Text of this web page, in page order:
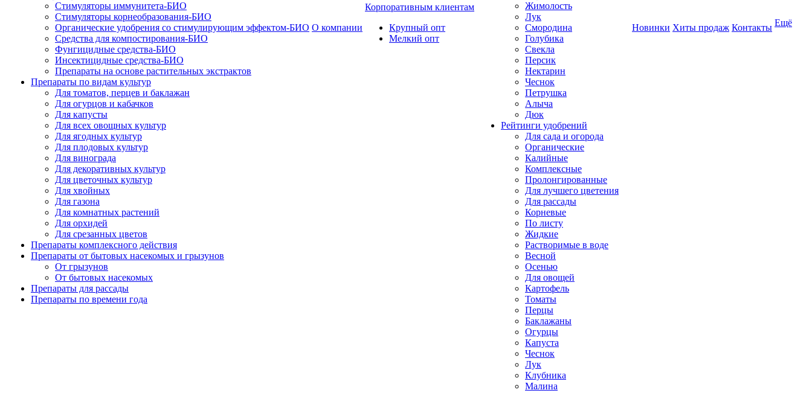
Стимуляторы иммунитета-БИО
Стимуляторы корнеобразования-БИО
Органические удобрения со стимулирующим эффектом-БИО
Средства для компостирования-БИО
Фунгицидные средства-БИО
Инсектицидные средства-БИО
Препараты на основе растительных экстрактов
Препараты по видам культур
Для томатов, перцев и баклажан
Для огурцов и кабачков
Для капусты
Для всех овощных культур
Для ягодных культур
Для плодовых культур
Для винограда
Для декоративных культур
Для цветочных культур
Для хвойных
Для газона
Для комнатных растений
Для орхидей
Для срезанных цветов
Препараты комплексного действия
Препараты от бытовых насекомых и грызунов
От грызунов
От бытовых насекомых
Препараты для рассады
Препараты по времени года
О компании
Корпоративным клиентам
Крупный опт
Мелкий опт
Жимолость
Лук
Смородина
Голубика
Свекла
Персик
Нектарин
Чеснок
Петрушка
Алыча
Дюк
Рейтинги удобрений
Для сада и огорода
Органические
Калийные
Комплексные
Пролонгированные
Для лучшего цветения
Для рассады
Корневые
По листу
Жидкие
Растворимые в воде
Весной
Осенью
Для овощей
Картофель
Томаты
Перцы
Баклажаны
Огурцы
Капуста
Чеснок
Лук
Клубника
Малина
Новинки Хиты продаж Контакты Ещё